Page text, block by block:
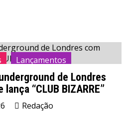
Lançamentos
de Londres
“CLUB BIZARRE”
Redação